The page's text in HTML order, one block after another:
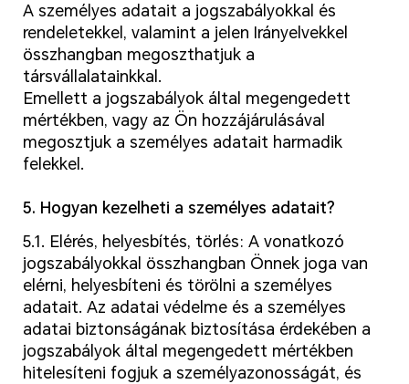
A személyes adatait a jogszabályokkal és
rendeletekkel, valamint a jelen Irányelvekkel
összhangban megoszthatjuk a
társvállalatainkkal.
Emellett a jogszabályok által megengedett
mértékben, vagy az Ön hozzájárulásával
megosztjuk a személyes adatait harmadik
felekkel.
5. Hogyan kezelheti a személyes adatait?
5.1. Elérés, helyesbítés, törlés: A vonatkozó
jogszabályokkal összhangban Önnek joga van
elérni, helyesbíteni és törölni a személyes
adatait. Az adatai védelme és a személyes
adatai biztonságának biztosítása érdekében a
jogszabályok által megengedett mértékben
hitelesíteni fogjuk a személyazonosságát, és